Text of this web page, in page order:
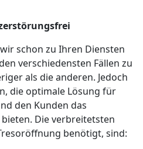
schon zu Ihren Diensten
verschiedensten Fällen zu
als die anderen. Jedoch
die optimale Lösung für
den Kunden das
Die verbreitetsten
benötigt, sind: